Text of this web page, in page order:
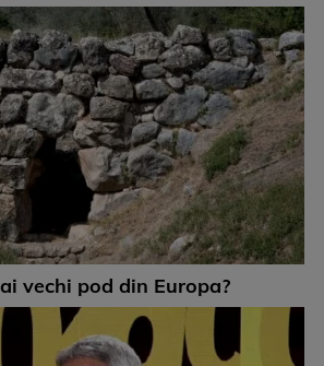
vechi pod din Europa?